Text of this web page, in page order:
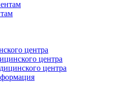
центра
центра
центра